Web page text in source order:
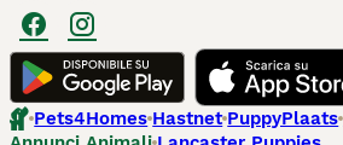
Pets4Homes Hastnet PuppyPlaats